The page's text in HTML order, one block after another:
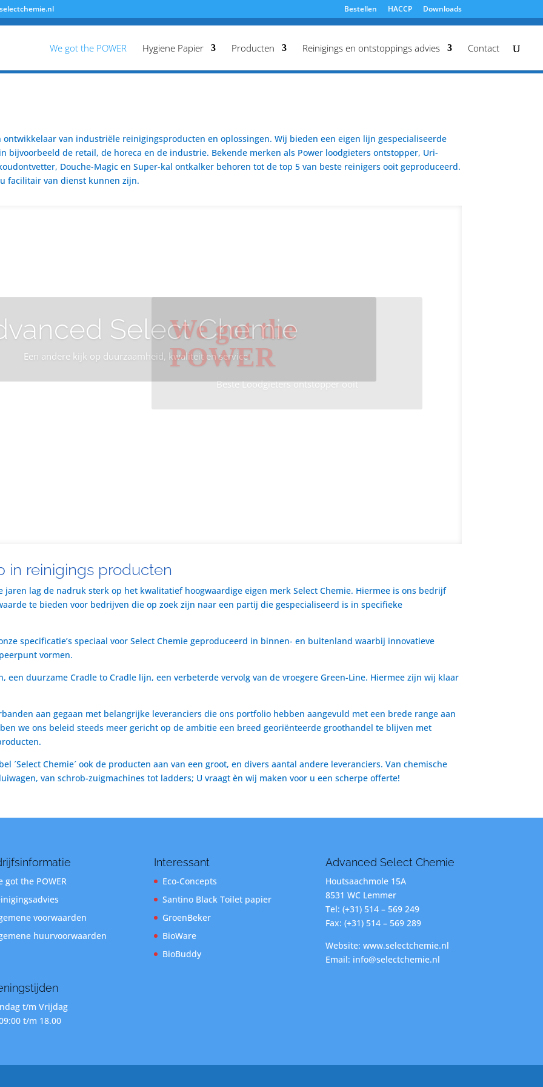
Bestellen HACCP Downloads
We got the POWER Hygiene Papier Producten Reinigings en ontstoppings advies Contact
ontwikkelaar van industriële reinigingsproducten en oplossingen. Wij bieden een eigen lijn gespecialiseerde
bijvoorbeeld de retail, de horeca en de industrie. Bekende merken als Power loodgieters ontstopper, Uri-
Douche-Magic en Super-kal ontkalker behoren tot de top 5 van beste reinigers ooit geproduceerd.
facilitair van dienst kunnen zijn.
Select Chemie
Een andere kijk op duurzaamheid, kwaliteit en service
We got the
POWER
Beste Loodgieters ontstopper ooit
in reinigings producten
jaren lag de nadruk sterk op het kwalitatief hoogwaardige eigen merk Select Chemie. Hiermee is ons bedrijf
te bieden voor bedrijven die op zoek zijn naar een partij die gespecialiseerd is in specifieke
specificatie’s speciaal voor Select Chemie geproduceerd in binnen- en buitenland waarbij innovatieve
vormen.
een duurzame Cradle to Cradle lijn, een verbeterde vervolg van de vroegere Green-Line. Hiermee zijn wij klaar
aan gegaan met belangrijke leveranciers die ons portfolio hebben aangevuld met een brede range aan
we ons beleid steeds meer gericht op de ambitie een breed georiënteerde groothandel te blijven met
´Select Chemie´ ook de producten aan van een groot, en divers aantal andere leveranciers. Van chemische
van schrob-zuigmachines tot ladders; U vraagt èn wij maken voor u een scherpe offerte!
got the POWER
voorwaarden
huurvoorwaarden
t/m Vrijdag
t/m 18.00
Interessant
Eco-Concepts
Santino Black Toilet papier
GroenBeker
BioWare
BioBuddy
Advanced Select Chemie
Houtsaachmole 15A
8531 WC Lemmer
Tel: (+31) 514 – 569 249
Fax: (+31) 514 – 569 289
Website: www.selectchemie.nl
Email: info@selectchemie.nl